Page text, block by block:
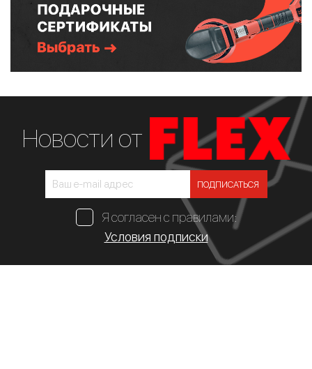
Новости от
ПОДПИСАТЬСЯ
Я согласен с правилами:
Условия подписки